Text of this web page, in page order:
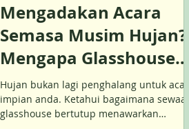
Mengadakan Acara
Semasa Musim Hujan?
Mengapa Glasshouse
Bertutup Adalah Pilihan
Terbaik Anda
Hujan bukan lagi penghalang untuk acara
impian anda. Ketahui bagaimana sewaan
glasshouse bertutup menawarkan